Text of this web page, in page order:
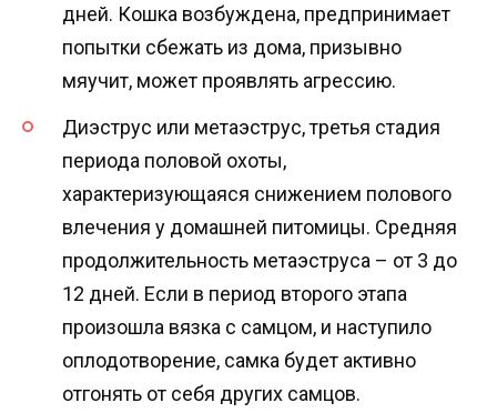
дней. Кошка возбуждена, предпринимает
попытки сбежать из дома, призывно
мяучит, может проявлять агрессию.
Диэструс или метаэструс, третья стадия
периода половой охоты,
характеризующаяся снижением полового
влечения у домашней питомицы. Средняя
продолжительность метаэструса – от 3 до
12 дней. Если в период второго этапа
произошла вязка с самцом, и наступило
оплодотворение, самка будет активно
отгонять от себя других самцов.